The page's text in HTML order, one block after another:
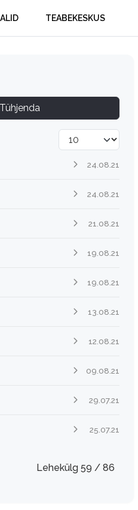
TEABEKESKUS
Tühjenda
Näita korraga
24.08.21
24.08.21
21.08.21
19.08.21
19.08.21
13.08.21
12.08.21
09.08.21
29.07.21
25.07.21
Lehekülg 59 / 86